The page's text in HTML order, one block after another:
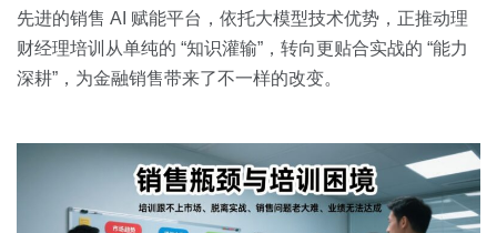
销售管理
按业务场景
交易跟进
培训辅导
先进的销售 AI 赋能平台，依托大模型技术优势，正推动理
财经理培训从单纯的 “知识灌输”，转向更贴合实战的 “能力
深耕”，为金融销售带来了不一样的改变。